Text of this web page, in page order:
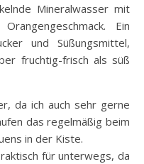
Mineralwasser mit
Ein
und Süßungsmittel,
fruchtig-frisch als süß
da ich auch sehr gerne
das regelmäßig beim
in der Kiste.
für unterwegs, da